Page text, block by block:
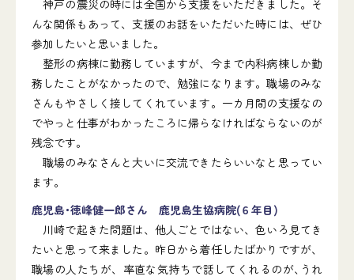
神戸の震災の時には全国から支援をいただきました。そ
んな関係もあって、支援のお話をいただいた時には、ぜひ
参加したいと思いました。
整形の病棟に勤務していますが、今まで内科病棟しか勤
務したことがなかったので、勉強になります。職場のみな
さんもやさしく接してくれています。一カ月間の支援なの
でやっと仕事がわかったころに帰らなければならないのが
残念です。
職場のみなさんと大いに交流できたらいいなと思ってい
ます。
鹿児島･徳峰健一郎さん 鹿児島生協病院(６年目)
川崎で起きた問題は、他人ごとではない、色いろ見てき
たいと思って来ました。昨日から着任したばかりですが、
職場の人たちが、率直な気持ちで話してくれるのが､うれ